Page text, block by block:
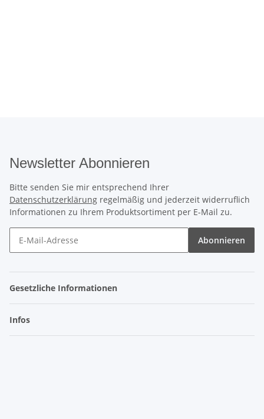
Newsletter Abonnieren
Bitte senden Sie mir entsprechend Ihrer
Datenschutzerklärung regelmäßig und jederzeit widerruflich
Informationen zu Ihrem Produktsortiment per E-Mail zu.
Abonnieren
Gesetzliche Informationen
Infos